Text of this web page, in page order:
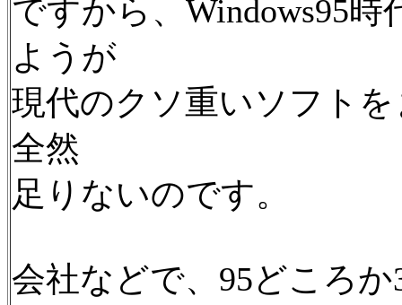
ですから、Windows95
ようが
現代のクソ重いソフト
全然
足りないのです。
会社などで、95どころ